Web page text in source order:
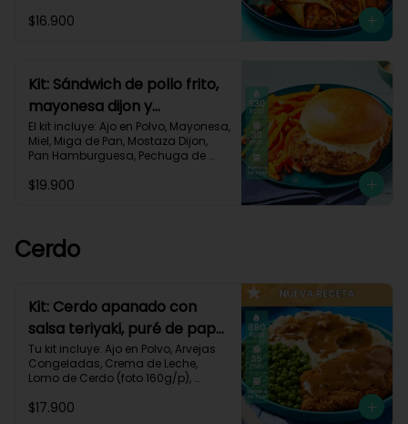
Tomate, Tortillas de Harina, Receta
Grasas 30g | Proteínas 40g
$16.900
Kit: Sándwich de pollo frito,
mayonesa dijon y
zanahorias asadas-79
El kit incluye: Ajo en Polvo, Mayonesa,
Miel, Miga de Pan, Mostaza Dijon,
Pan Hamburguesa, Pechuga de
Zanahoria.Receta Impresa.
$19.900
Cerdo
Kit: Cerdo apanado con
salsa teriyaki, puré de papa
al ajillo y arvejas-150
Tu kit incluye: Ajo en Polvo, Arvejas
Congeladas, Crema de Leche,
Lomo de Cerdo (foto 160g/p),
Pastusa, Salsa teriyaki, Receta
$17.900